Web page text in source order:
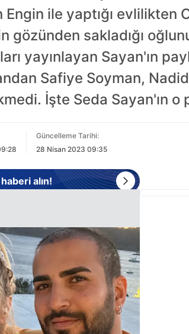
ile yaptığı evlilikten
gözünden sakladığı
yayınlayan Sayan'ın
Safiye Soyman,
İşte Seda Sayan'ın o
Güncelleme Tarihi:
28 Nisan 2023 09:35
alın!